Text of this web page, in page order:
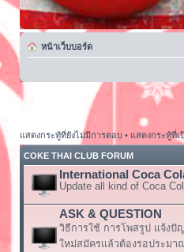
หน้าเว็บบอร์ด
แสดงกระทู้ที่ยังไม่มีการตอบ• แสดงกระทู้ที่เ
COKE THAI CLUB FORUM
International Coca
Update all kind of Coca
ASK & QUESTION
วิธีการใช้ การโพสรูป แจ้งปั
ใหม่สมัครแล้วต้องรอประมา